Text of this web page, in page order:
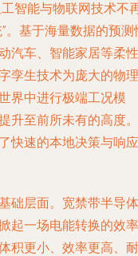
工智能与物联网技术不
。基于海量数据的预测
汽车、智能家居等柔性
孪生技术为庞大的物理
界中进行极端工况模
升至前所未有的高度。
快速的本地决策与响应
础层面。宽禁带半导体
起一场电能转换的效率
积更小、效率更高、耐